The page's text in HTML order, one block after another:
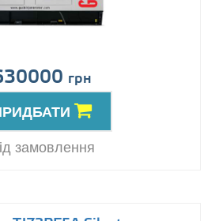
грн
замовлення